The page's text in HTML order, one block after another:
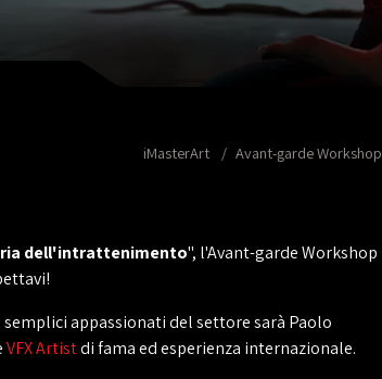
iMasterArt Avant-garde Workshop
dell'intrattenimento", l'Avant-garde Workshop
semplici appassionati del settore sarà Paolo
VFX Artistdi fama ed esperienza internazionale.